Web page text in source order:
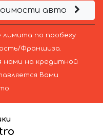
авто
лимита по пробегу
Франшиза.
нами на кредитной
Вами